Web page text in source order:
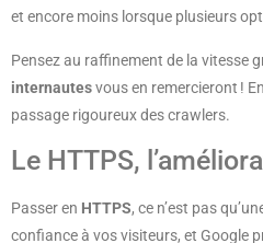
et encore moins lorsque plusieurs
Pensez au raffinement de la vitesse
internautesvous en remercieront !
passage rigoureux des crawlers.
Le HTTPS,
Passer en HTTPS, ce n’est pas
confiance à vos visiteurs, et Google